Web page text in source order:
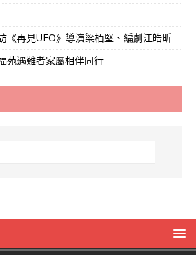
《再見UFO》導演梁栢堅、編劇江皓昕
遇難者家屬相伴同行